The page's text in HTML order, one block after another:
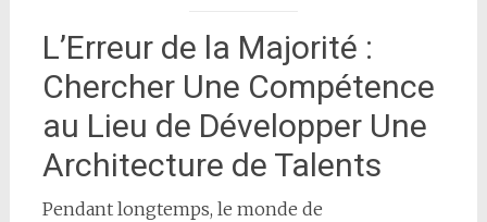
L’Erreur de la Majorité :
Chercher Une Compétence
au Lieu de Développer Une
Architecture de Talents
Pendant longtemps, le monde de